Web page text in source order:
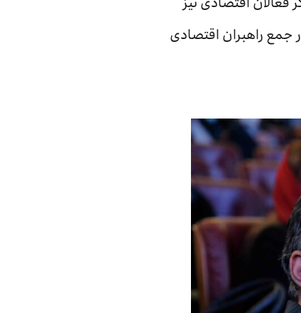
فعالان اقتصادی نیز
جمع راهبران اقتصادی